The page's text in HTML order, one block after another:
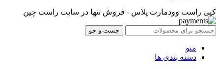
کپی راست وودمارت پلاس - فروش تنها در سایت راست چین
جست و جو
منو
دسته بندی ها